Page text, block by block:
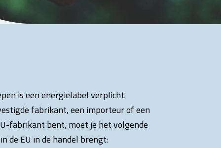
is een energielabel verplicht.
fabrikant, een importeur of een
fabrikant bent, moet je het volgende
de EU in de handel brengt: